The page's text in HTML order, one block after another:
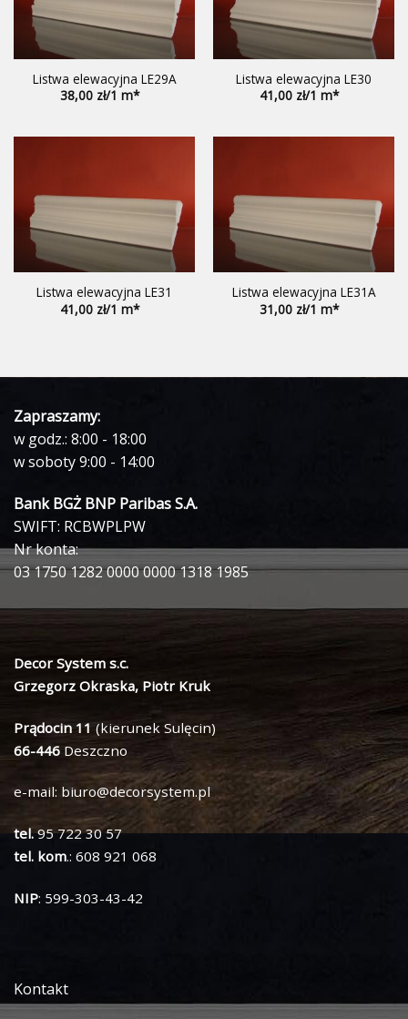
Listwa elewacyjna LE29A
38,00
Listwa elewacyjna LE30
41,00
Listwa elewacyjna LE31
41,00
Listwa elewacyjna LE31A
31,00
Zapraszamy:
w godz.: 8:00 - 18:00
w soboty 9:00 - 14:00
Bank BGŻ BNP Paribas S.A.
SWIFT: RCBWPLPW
Nr konta:
03 1750 1282 0000 0000 1318 1985
Decor System s.c.
Grzegorz Okraska, Piotr Kruk
Prądocin 11 (kierunek Sulęcin)
66-446 Deszczno
e-mail: biuro@decorsystem.pl
tel.95 722 30 57
tel. kom.: 608 921 068
NIP: 599-303-43-42
Kontakt